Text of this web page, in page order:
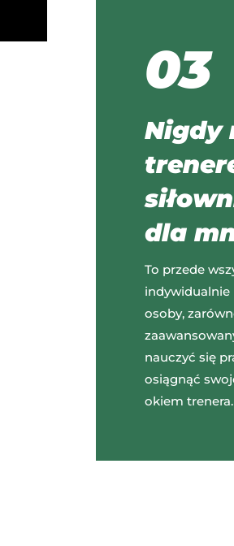
03
Nigdy
dla
To przede
indywidualnie
osoby,
nauczyć się
osiągnąć
okiem trenera.